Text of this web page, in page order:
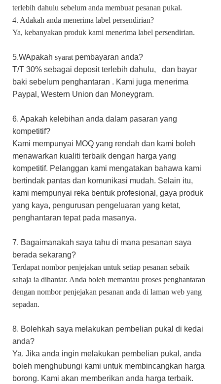
terlebih dahulu sebelum anda membuat pesanan pukal.
4. Adakah anda menerima label persendirian?
Ya, kebanyakan produk kami menerima label persendirian.
5.WApakah syarat pembayaran anda?
T/T 30% sebagai deposit terlebih dahulu,
dan bayar
baki sebelum penghantaran . Kami juga menerima
Paypal, Western Union dan Moneygram.
6. Apakah kelebihan anda dalam pasaran yang
kompetitif?
Kami mempunyai MOQ yang rendah dan kami boleh
menawarkan kualiti terbaik dengan harga yang
kompetitif. Pelanggan kami mengatakan bahawa kami
bertindak pantas dan komunikasi mudah. ​​Selain itu,
kami mempunyai reka bentuk profesional, gaya produk
yang kaya, pengurusan pengeluaran yang ketat,
penghantaran tepat pada masanya.
7. Bagaimanakah saya tahu di mana pesanan saya
berada sekarang?
Terdapat nombor penjejakan untuk setiap pesanan sebaik
sahaja ia dihantar. Anda boleh memantau proses penghantaran
dengan nombor penjejakan pesanan anda di laman web yang
sepadan.
8. Bolehkah saya melakukan pembelian pukal di kedai
anda?
Ya. Jika anda ingin melakukan pembelian pukal, anda
boleh menghubungi kami untuk membincangkan harga
borong. Kami akan memberikan anda harga terbaik.